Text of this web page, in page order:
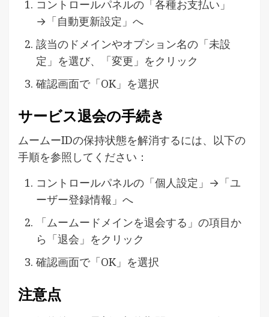
コントロールパネルの「各種お支払い」
→「自動更新設定」へ
該当のドメインやオプション名の「未設
定」を選び、「変更」をクリック
確認画面で「OK」を選択
サービス退会の手続き
ムームーIDの保持状態を解消するには、以下の
手順を参照してください：
コントロールパネルの「個人設定」→「ユ
ーザー登録情報」へ
「ムームードメインを退会する」の項目か
ら「退会」をクリック
確認画面で「OK」を選択
注意点